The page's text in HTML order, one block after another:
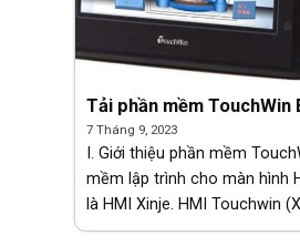
Tải phần mềm TouchWin
Xinje
7 Tháng 9, 2023
I. Giới thiệu phần mềm
mềm lập trình cho màn hình
là HMI Xinje. HMI Touchwin
Trung Quốc, xét về hiệu năng